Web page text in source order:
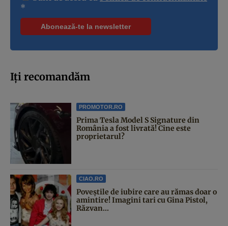
*
Iți recomandăm
PROMOTOR.RO
Prima Tesla Model S Signature din
România a fost livrată! Cine este
proprietarul?
CIAO.RO
Poveştile de iubire care au rămas doar o
amintire! Imagini tari cu Gina Pistol,
Răzvan...